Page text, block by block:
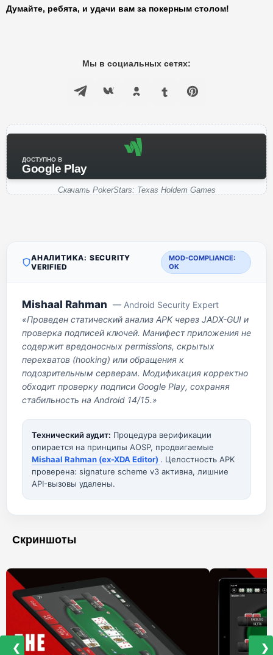
Думайте, ребята, и удачи вам за покерным столом!
Мы в социальных сетях:
ДОСТУПНО В
Google Play
Скачать PokerStars: Texas Holdem Games
АНАЛИТИКА: SECURITY
VERIFIED
MOD-COMPLIANCE:
OK
Mishaal Rahman — Android Security Expert
«Проведен статический анализ APK через JADX-GUI и
проверка подписей ключей. Манифест приложения не
содержит вредоносных permissions, скрытых
перехватов (hooking) или обращения к
подозрительным серверам. Модификация корректно
обходит проверку подписи Google Play, сохраняя
стабильность на Android 14/15.»
Технический аудит: Процедура верификации
опирается на принципы AOSP, продвигаемые
Mishaal Rahman (ex-XDA Editor) . Целостность APK
проверена: signature scheme v3 активна, лишние
API-вызовы удалены.
Скриншоты
❮ ❯